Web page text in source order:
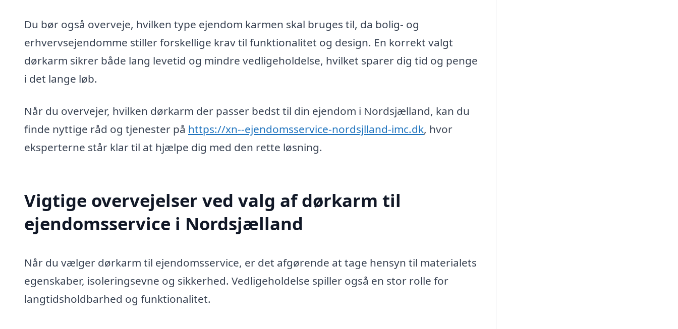
Du bør også overveje, hvilken type ejendom karmen skal bruges til, da bolig- og
erhvervsejendomme stiller forskellige krav til funktionalitet og design. En korrekt valgt
dørkarm sikrer både lang levetid og mindre vedligeholdelse, hvilket sparer dig tid og penge
i det lange løb.
Når du overvejer, hvilken dørkarm der passer bedst til din ejendom i Nordsjælland, kan du
finde nyttige råd og tjenester på https://xn--ejendomsservice-nordsjlland-imc.dk, hvor
eksperterne står klar til at hjælpe dig med den rette løsning.
Vigtige overvejelser ved valg af dørkarm til
ejendomsservice i Nordsjælland
Når du vælger dørkarm til ejendomsservice, er det afgørende at tage hensyn til materialets
egenskaber, isoleringsevne og sikkerhed. Vedligeholdelse spiller også en stor rolle for
langtidsholdbarhed og funktionalitet.